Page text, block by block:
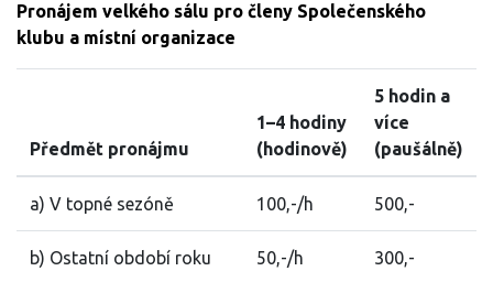
Pronájem velkého sálu pro členy Společenského
klubu a místní organizace
Předmět pronájmu
1–4 hodiny
(hodinově)
5 hodin a
více
(paušálně)
a) V topné sezóně 100,-/h 500,-
b) Ostatní období roku 50,-/h 300,-